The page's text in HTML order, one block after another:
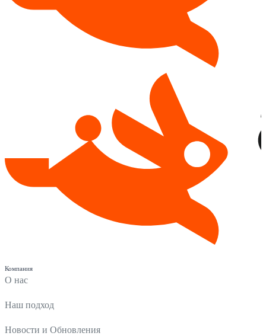
Компания
О нас
Наш подход
Новости и Обновления